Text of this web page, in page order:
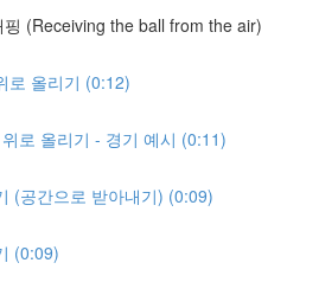
(Receiving the ball from the air)
로 올리기 (0:12)
로 올리기 - 경기 예시 (0:11)
(공간으로 받아내기) (0:09)
(0:09)